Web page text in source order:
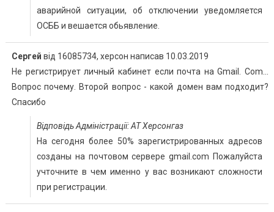
аварийной ситуации, об отключении уведомляется
ОСББ и вешается обьявление.
Сергей від 16085734, херсон написав 10.03.2019
Не регистрирует личный кабинет если почта на Gmail. Com...
Вопрос почему. Второй вопрос - какой домен вам подходит?
Спасибо
Відповідь Адміністрації: АТ Херсонгаз
На сегодня более 50% зарегистрированных адресов
созданы на почтовом сервере gmail.com Пожалуйста
учточните в чем именно у вас возникают сложности
при регистрации.